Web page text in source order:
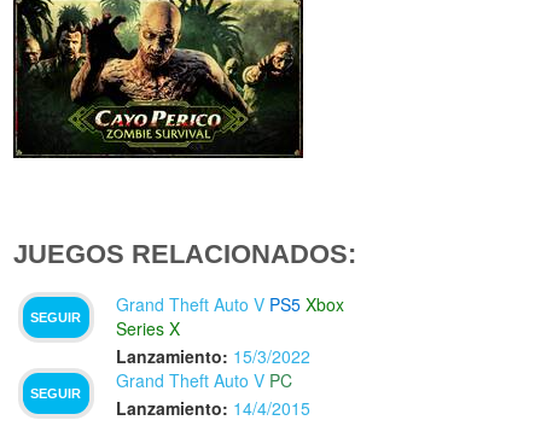
JUEGOS RELACIONADOS:
SEGUIR
Grand Theft Auto V PS5 Xbox
Series X
Lanzamiento: 15/3/2022
SEGUIR
Grand Theft Auto V PC
Lanzamiento: 14/4/2015